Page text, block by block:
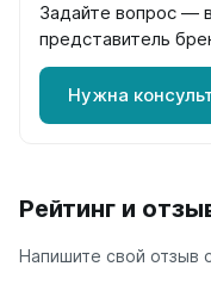
РС и
РСК
Задайте вопрос —
представитель
Нужна
Рейтинг и
Напишите свой отзыв